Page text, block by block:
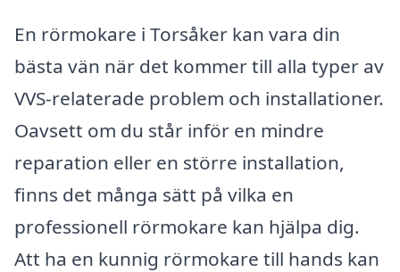
En rörmokare i Torsåker kan vara din
bästa vän när det kommer till alla typer av
VVS-relaterade problem och installationer.
Oavsett om du står inför en mindre
reparation eller en större installation,
finns det många sätt på vilka en
professionell rörmokare kan hjälpa dig.
Att ha en kunnig rörmokare till hands kan